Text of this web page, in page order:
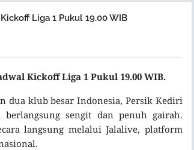
Liga 1 Pukul 19.00 WIB
Kickoff Liga 1 Pukul 19.00 WIB.
dua klub besar Indonesia, Persik Kediri
berlangsung sengit dan penuh gairah.
langsung melalui Jalalive, platform